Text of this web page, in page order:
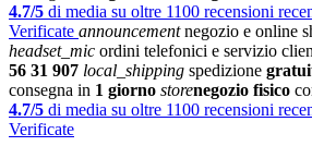
4.7/5 di media su oltre 1100 recensioni
Verificate announcementnegozio e online
headset_mic ordini telefonici e servizio
56 31 907 local_shipping spedizione
consegna in 1 giorno storenegozio fisico
4.7/5 di media su oltre 1100 recensioni
Verificate